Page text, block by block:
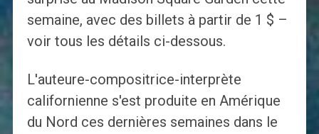
semaine, avec des billets à partir de 1 $ –
voir tous les détails ci-dessous.
L'auteure-compositrice-interprète
californienne s'est produite en Amérique
du Nord ces dernières semaines dans le